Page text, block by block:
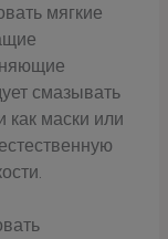
мягкие
смазывать
маски или